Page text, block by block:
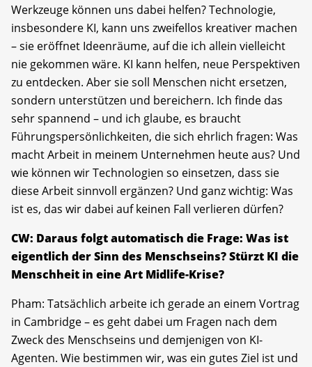
Werkzeuge können uns dabei helfen? Technologie,
insbesondere KI, kann uns zweifellos kreativer machen
– sie eröffnet Ideenräume, auf die ich allein vielleicht
nie gekommen wäre. KI kann helfen, neue Perspektiven
zu entdecken. Aber sie soll Menschen nicht ersetzen,
sondern unterstützen und bereichern. Ich finde das
sehr spannend – und ich glaube, es braucht
Führungspersönlichkeiten, die sich ehrlich fragen: Was
macht Arbeit in meinem Unternehmen heute aus? Und
wie können wir Technologien so einsetzen, dass sie
diese Arbeit sinnvoll ergänzen? Und ganz wichtig: Was
ist es, das wir dabei auf keinen Fall verlieren dürfen?
CW: Daraus folgt automatisch die Frage: Was ist
eigentlich der Sinn des Menschseins? Stürzt KI die
Menschheit in eine Art Midlife-Krise?
Pham: Tatsächlich arbeite ich gerade an einem Vortrag
in Cambridge – es geht dabei um Fragen nach dem
Zweck des Menschseins und demjenigen von KI-
Agenten. Wie bestimmen wir, was ein gutes Ziel ist und